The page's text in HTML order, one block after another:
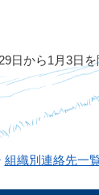
日から1月3日を
組織別連絡先一